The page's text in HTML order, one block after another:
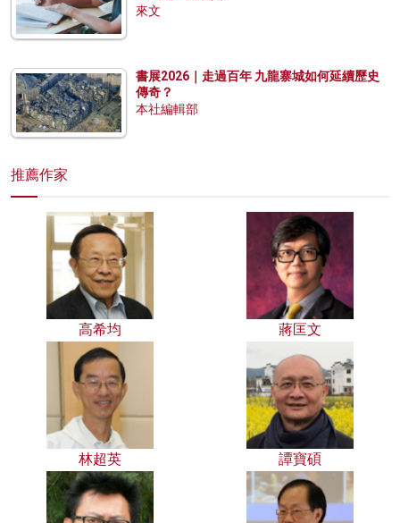
來文
書展2026｜走過百年 九龍寨城如何延續歷史
傳奇？
本社編輯部
推薦作家
高希均 蔣匡文
林超英 譚寶碩